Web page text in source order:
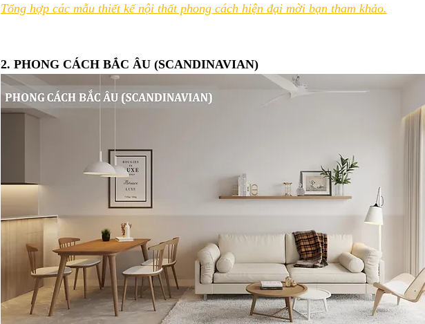
Tổng hợp các mẫu thiết kế nội thất phong cách hiện đại mời bạn tham khảo.
2. PHONG CÁCH BẮC ÂU (SCANDINAVIAN)